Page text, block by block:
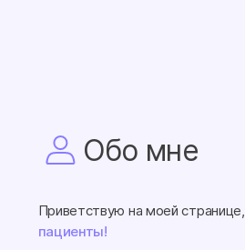
Обо мне
Приветствую на моей странице,
пациенты!